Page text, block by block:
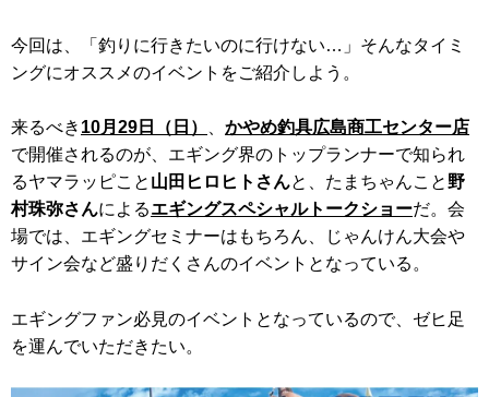
今回は、「釣りに行きたいのに行けない…」そんなタイミ
ングにオススメのイベントをご紹介しよう。
来るべき 10月29日（日）
かやめ釣具広島商工センター店
で開催されるのが、エギング界のトップランナーで知られ
るヤマラッピこと 山田ヒロヒトさんと、たまちゃんこと 野
村珠弥さんによるエギングスペシャルトークショーだ。会
場では、エギングセミナーはもちろん、じゃんけん大会や
サイン会など盛りだくさんのイベントとなっている。
エギングファン必見のイベントとなっているので、ゼヒ足
を運んでいただきたい。